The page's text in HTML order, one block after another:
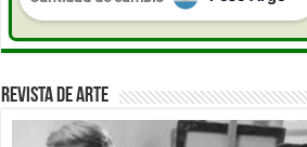
REVISTA DE ARTE